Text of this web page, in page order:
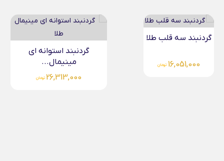
مینیمال...
گردنبند حب طلا
15,792,000 تومان